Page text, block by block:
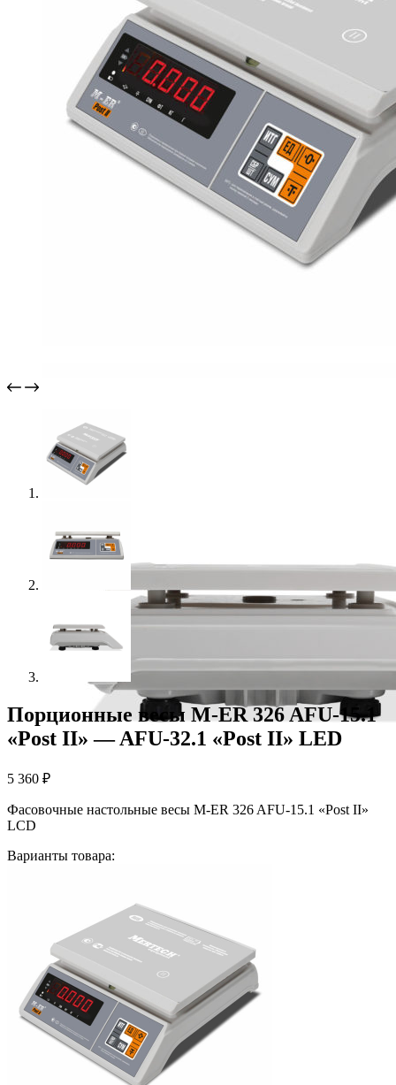
Порционные весы M-ER 326 AFU-15.1
«Post II» — AFU-32.1 «Post II» LED
5 360 ₽
Фасовочные настольные весы M-ER 326 AFU-15.1 «Post II»
LCD
Варианты товара: